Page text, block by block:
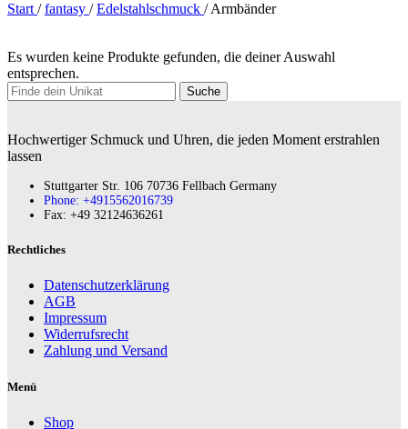
Start / fantasy / Edelstahlschmuck / Armbänder
Es wurden keine Produkte gefunden, die deiner Auswahl
entsprechen.
Suche
Hochwertiger Schmuck und Uhren, die jeden Moment erstrahlen
lassen
Stuttgarter Str. 106 70736 Fellbach Germany
Phone: +4915562016739
Fax:‪ +49 32124636261
Rechtliches
Datenschutzerklärung
AGB
Impressum
Widerrufsrecht
Zahlung und Versand
Menü
Shop